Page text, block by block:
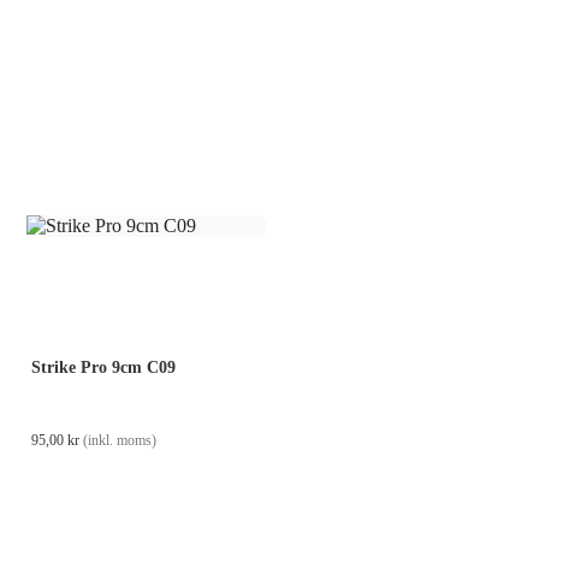
Strike Pro 9cm C09
95,00 kr (inkl. moms)